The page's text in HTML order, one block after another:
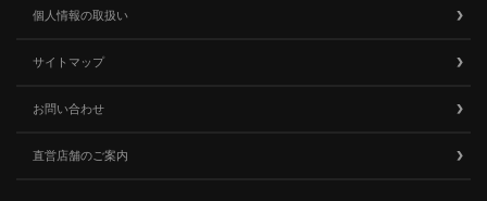
個人情報の取扱い
サイトマップ
お問い合わせ
直営店舗のご案内